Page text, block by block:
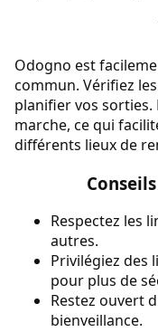
Odogno est
commun. Vérifiez
planifier vos sorties.
marche, ce qui
différents lieux de
Respectez les
autres.
Privilégiez des
pour plus de
Restez ouvert
bienveillance.